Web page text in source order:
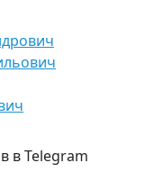
в Telegram